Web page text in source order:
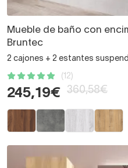
Mueble de baño con
Bruntec
2 cajones + 2 estantes
(12)
245,19€ 360,58€